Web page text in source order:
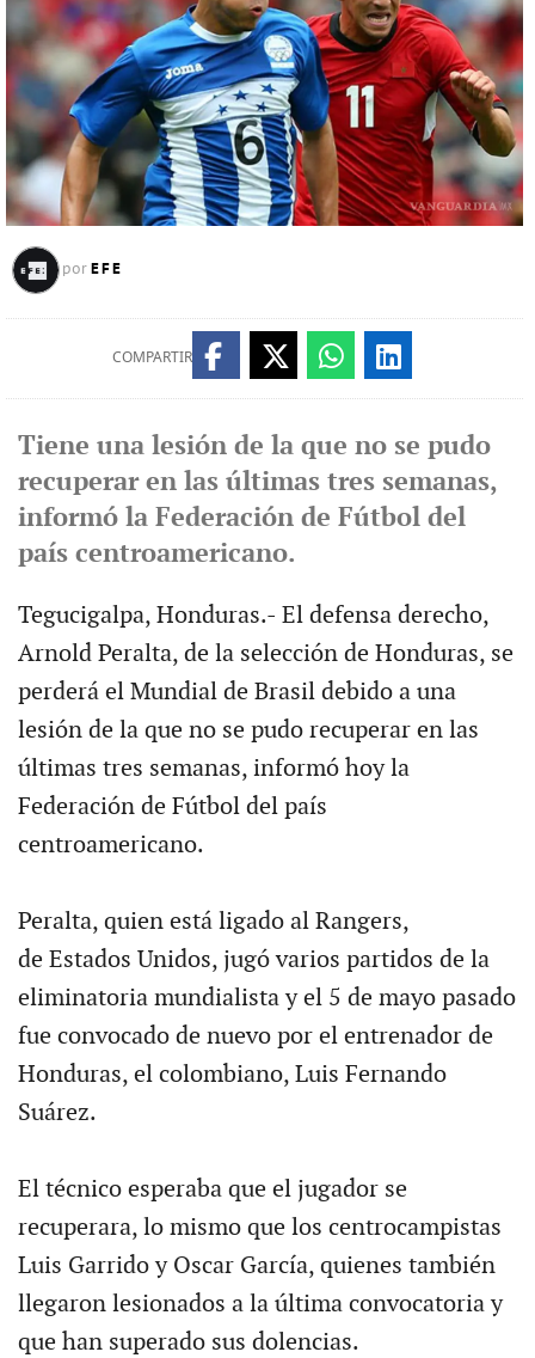
por EFE
COMPARTIR
Tiene una lesión de la que no se pudo
recuperar en las últimas tres semanas,
informó la Federación de Fútbol del
país centroamericano.
Tegucigalpa, Honduras.- El defensa derecho,
Arnold Peralta, de la selección de Honduras, se
perderá el Mundial de Brasil debido a una
lesión de la que no se pudo recuperar en las
últimas tres semanas, informó hoy la
Federación de Fútbol del país
centroamericano.
Peralta, quien está ligado al Rangers,
de Estados Unidos, jugó varios partidos de la
eliminatoria mundialista y el 5 de mayo pasado
fue convocado de nuevo por el entrenador de
Honduras, el colombiano, Luis Fernando
Suárez.
El técnico esperaba que el jugador se
recuperara, lo mismo que los centrocampistas
Luis Garrido y Oscar García, quienes también
llegaron lesionados a la última convocatoria y
que han superado sus dolencias.